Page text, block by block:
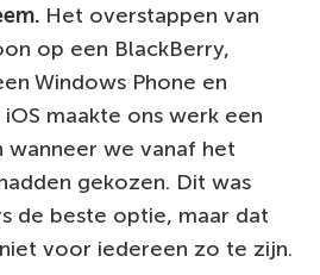
Het overstappen van
op een BlackBerry,
Windows Phone en
maakte ons werk een
wanneer we vanaf het
gekozen. Dit was
de beste optie, maar dat
voor iedereen zo te zijn.